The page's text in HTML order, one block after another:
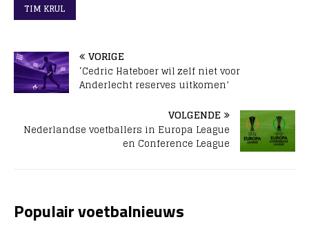
TIM KRUL
VORIGE
‘Cedric Hateboer wil zelf niet voor
Anderlecht reserves uitkomen’
VOLGENDE
Nederlandse voetballers in Europa League
en Conference League
Populair voetbalnieuws